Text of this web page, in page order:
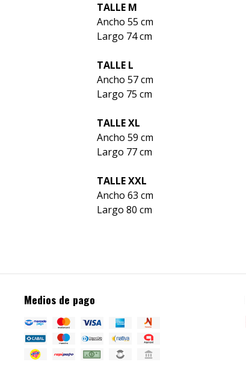
TALLE M
Ancho 55 cm
Largo 74 cm
TALLE L
Ancho 57 cm
Largo 75 cm
TALLE XL
Ancho 59 cm
Largo 77 cm
TALLE XXL
Ancho 63 cm
Largo 80 cm
Medios de pago